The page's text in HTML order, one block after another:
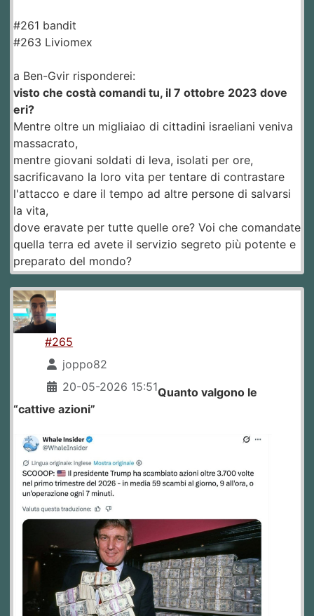
#261 bandit
#263 Liviomex
a Ben-Gvir risponderei:
visto che costà comandi tu, il 7 ottobre 2023 dove
eri?
Mentre oltre un migliaiao di cittadini israeliani veniva
massacrato,
mentre giovani soldati di leva, isolati per ore,
sacrificavano la loro vita per tentare di contrastare
l'attacco e dare il tempo ad altre persone di salvarsi
la vita,
dove eravate per tutte quelle ore? Voi che comandate
quella terra ed avete il servizio segreto più potente e
preparato del mondo?
#265
joppo82
20-05-2026 15:51Quanto valgono le
“cattive azioni”